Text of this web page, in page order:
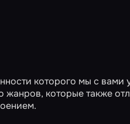
которого мы с вами
жанров, которые также